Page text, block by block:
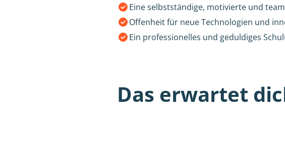
Eine selbstständige, motivierte und
Offenheit für neue Technologien und
Ein professionelles und geduldiges
Das erwartet